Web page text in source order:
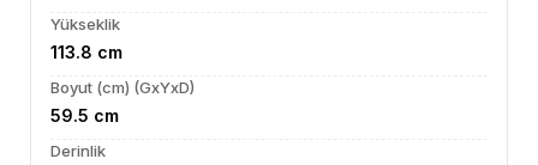
Yükseklik
113.8 cm
Boyut (cm) (GxYxD)
59.5 cm
Derinlik